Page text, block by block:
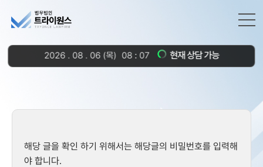
2026 . 08 . 06 (목) 08 : 07 현재 상담 가능
해당 글을 확인 하기 위해서는 해당글의 비밀번호를 입력해
야 합니다.